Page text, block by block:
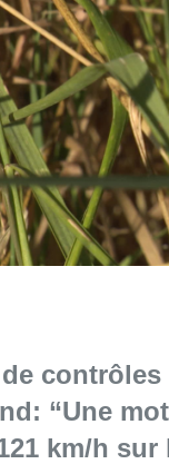
contrôles
“Une
km/h sur